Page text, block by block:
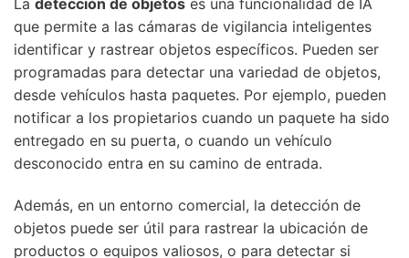
que permite a las cámaras de vigilancia inteligentes
identificar y rastrear objetos específicos. Pueden ser
programadas para detectar una variedad de objetos,
desde vehículos hasta paquetes. Por ejemplo, pueden
notificar a los propietarios cuando un paquete ha sido
entregado en su puerta, o cuando un vehículo
desconocido entra en su camino de entrada.
Además, en un entorno comercial, la detección de
objetos puede ser útil para rastrear la ubicación de
productos o equipos valiosos, o para detectar si